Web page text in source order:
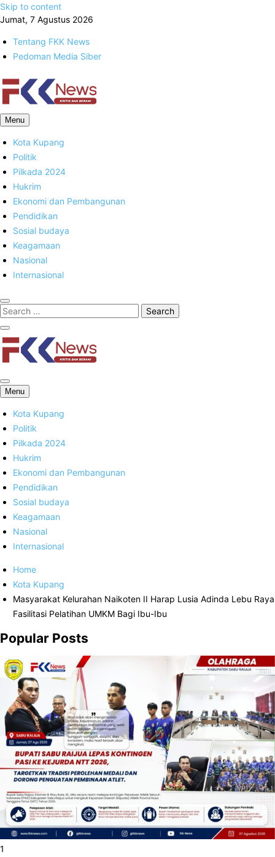
Skip to content
Jumat, 7 Agustus 2026
Tentang FKK News
Pedoman Media Siber
FKK News
Menu
Kota Kupang
Politik
Pilkada 2024
Hukrim
Ekonomi dan Pembangunan
Pendidikan
Sosial budaya
Keagamaan
Nasional
Internasional
FKK News
Menu
Kota Kupang
Politik
Pilkada 2024
Hukrim
Ekonomi dan Pembangunan
Pendidikan
Sosial budaya
Keagamaan
Nasional
Internasional
Home
Kota Kupang
Masyarakat Kelurahan Naikoten II Harap Lusia Adinda Lebu Raya
Fasilitasi Pelatihan UMKM Bagi Ibu-Ibu
Popular Posts
1